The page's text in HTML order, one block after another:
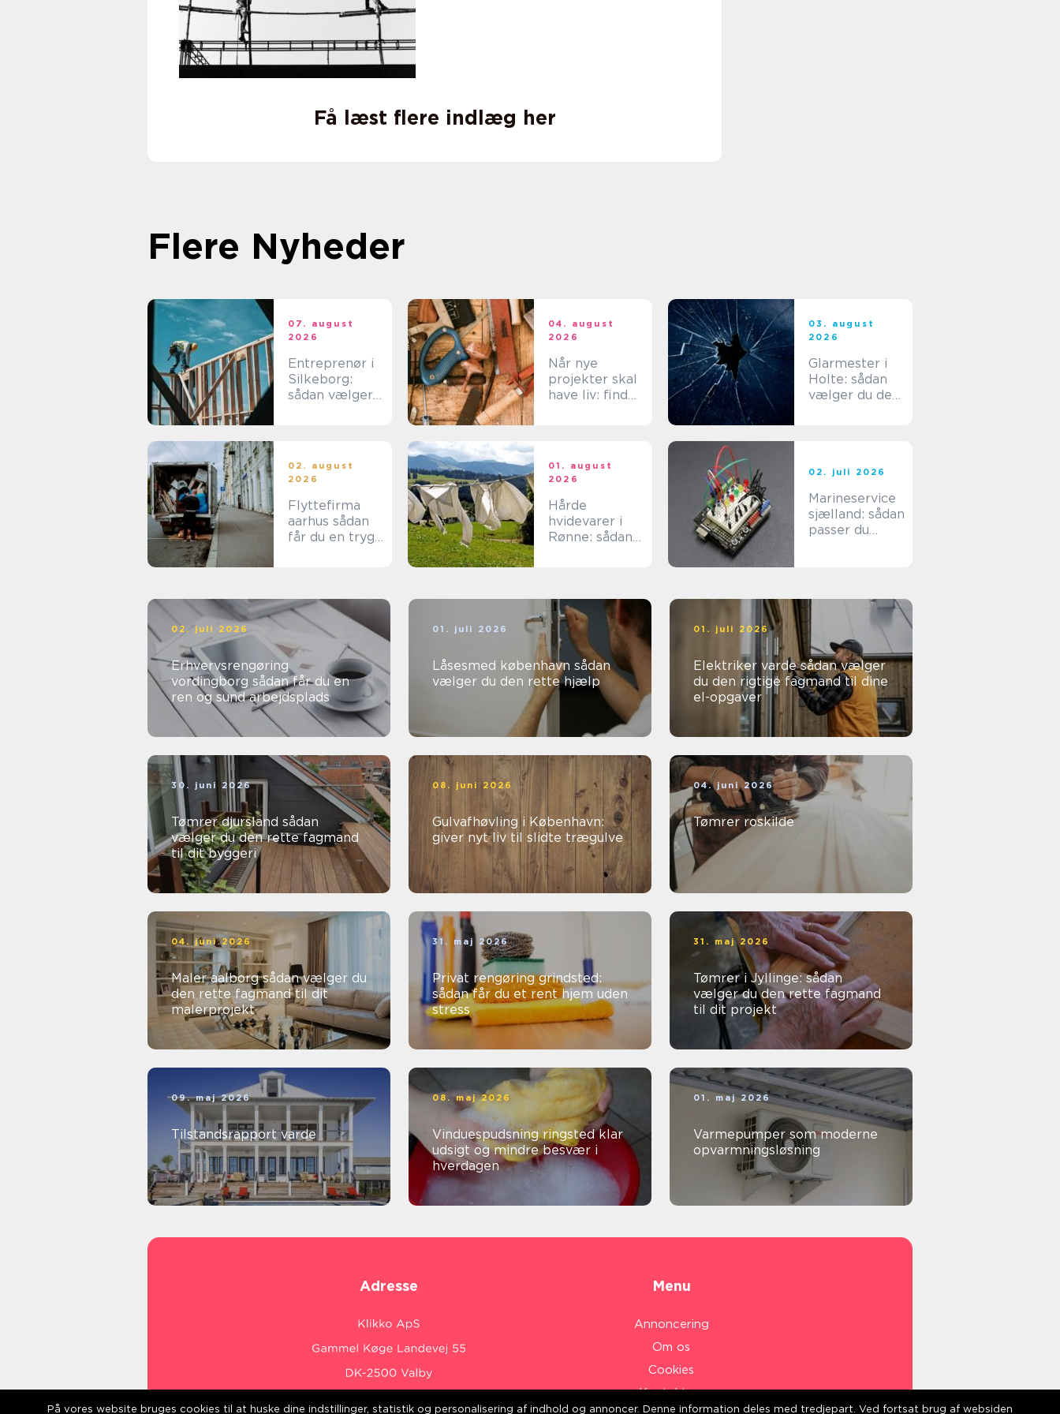
Få læst flere indlæg her
Flere Nyheder
07. august
2026
Entreprenør i
Silkeborg:
sådan vælger
04. august
2026
Når nye
projekter skal
have liv: find
03. august
2026
Glarmester i
Holte: sådan
vælger du den
02. august
2026
Flyttefirma
aarhus sådan
får du en tryg
01. august
2026
Hårde
hvidevarer i
Rønne: sådan
02. juli 2026
Marineservice
sjælland: sådan
passer du
02. juli 2026
Erhvervsrengøring
vordingborg sådan får du en
ren og sund arbejdsplads
01. juli 2026
Låsesmed københavn sådan
vælger du den rette hjælp
01. juli 2026
Elektriker varde sådan vælger
du den rigtige fagmand til dine
el-opgaver
30. juni 2026
Tømrer djursland sådan
vælger du den rette fagmand
til dit byggeri
08. juni 2026
Gulvafhøvling i København:
giver nyt liv til slidte trægulve
04. juni 2026
Tømrer roskilde
04. juni 2026
Maler aalborg sådan vælger du
den rette fagmand til dit
malerprojekt
31. maj 2026
Privat rengøring grindsted:
sådan får du et rent hjem uden
stress
31. maj 2026
Tømrer i Jyllinge: sådan
vælger du den rette fagmand
til dit projekt
09. maj 2026
Tilstandsrapport varde
08. maj 2026
Vinduespudsning ringsted klar
udsigt og mindre besvær i
hverdagen
01. maj 2026
Varmepumper som moderne
opvarmningsløsning
Adresse Menu
Annoncering
Om os
Cookies
Kontakt os
På vores website bruges cookies til at huske dine indstillinger, statistik og personalisering af indhold og annoncer. Denne information deles med tredjepart. Ved fortsat brug af websiden